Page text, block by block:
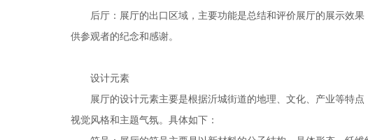
后厅：展厅的出口区域，主要功能是总结和评价展厅的展示效
供参观者的纪念和感谢。
设计元素
展厅的设计元素主要是根据沂城街道的地理、文化、产业等特
视觉风格和主题气氛。具体如下：